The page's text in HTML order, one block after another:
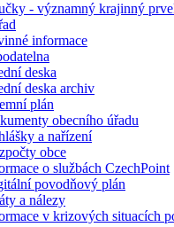
- významný krajinný
informace
deska
deska archiv
plán
obecního úřadu
a nařízení
obce
o službách CzechPoint
povodňový plán
a nálezy
v krizových situacích